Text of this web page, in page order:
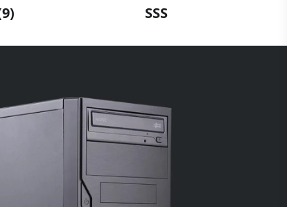
SSS